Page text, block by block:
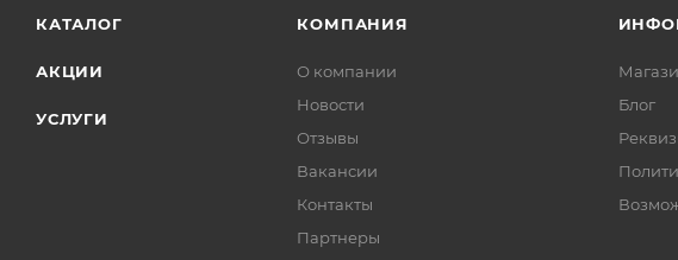
КАТАЛОГ
АКЦИИ
УСЛУГИ
КОМПАНИЯ
О компании
Новости
Отзывы
Вакансии
Контакты
Партнеры
Блог